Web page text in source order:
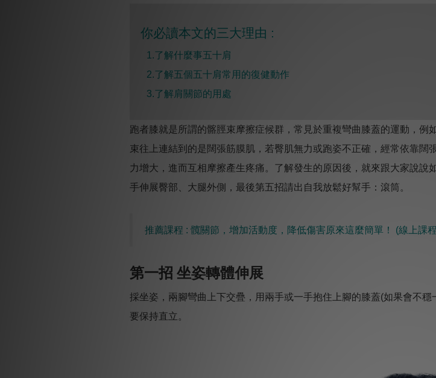
你必讀本文的三大理由 :
1.了解什麼事五十肩
2.了解五個五十肩常用的復健動作
3.了解肩關節的用處
跑者膝就是所謂的髂脛束摩擦症候群，常見於重複彎曲膝蓋的運動，
束往上連結到的是闊張筋膜肌，若臀肌無力或跑姿不正確，經常依靠
力增大，進而互相摩擦產生疼痛。 了解發生的原因後，就來跟大家說說
手伸展臀部、大腿外側，最後第五招請出自我放鬆好幫手：滾筒。
推薦課程 : 髖關節，增加活動度，降低傷害原來這麼簡單！ ​(線上課
第一招 坐姿轉體伸展
採坐姿，兩腳彎曲上下交疊，用兩手或一手抱住上腳的膝蓋(如果會不穩
要保持直立。